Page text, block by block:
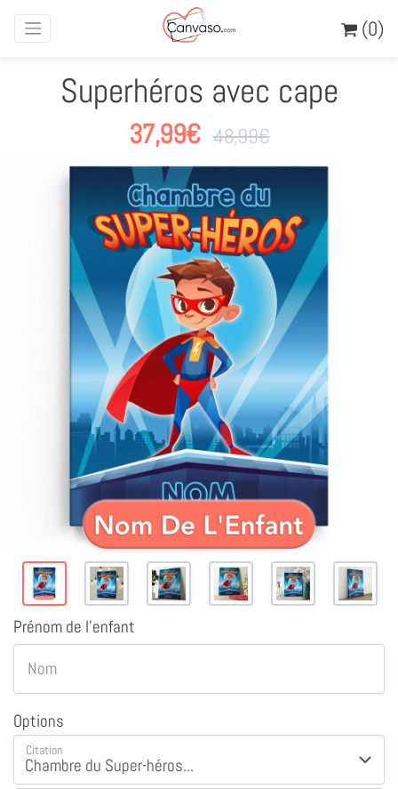
(0)
Superhéros avec cape
37,99€ 48,99€
Prénom de l'enfant
Nom
Options
Citation